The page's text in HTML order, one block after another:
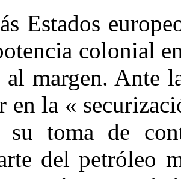
Estados
colonial
al margen. Ante
en la «
su toma de
del petróleo